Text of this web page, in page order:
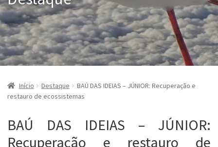
Início Destaque
BAÚ DAS IDEIAS – JÚNIOR: Recuperação e
restauro de ecossistemas
BAÚ DAS IDEIAS – JÚNIOR:
Recuperação e restauro de